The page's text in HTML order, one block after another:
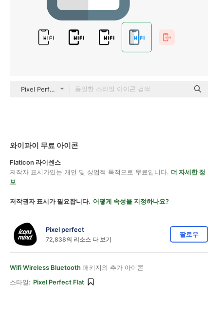
Pixel Perfect Flat
와이파이 무료 아이콘
Flaticon 라이센스
저작자 표시가있는 개인 및 상업적 목적으로 무료입니다. 더 자세한 정
보
저작권자 표시가 필요합니다. 어떻게 속성을 지정하나요?
Pixel perfect
72,838의 리소스 다 보기
팔로우
Wifi Wireless Bluetooth 패키지의 추가 아이콘
스타일: Pixel Perfect Flat